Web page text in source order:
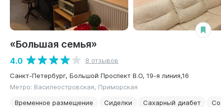
«Большая семья»
4.0
8 отзывов
Санкт-Петербург, Большой Проспект В.О, 19-я линия,16
Метро: Василеостровская, Приморская
Временное размещение
Сиделки Сахарный диабет